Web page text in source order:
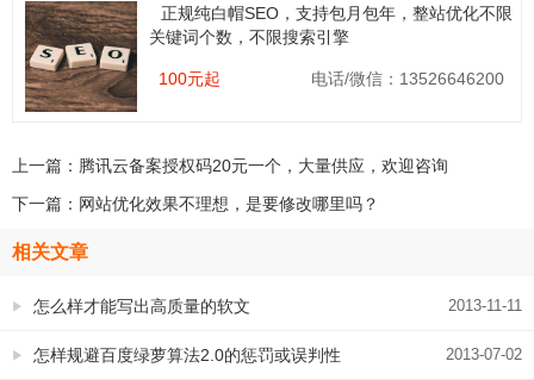
正规纯白帽SEO，支持包月包年，整站优化不限
关键词个数，不限搜索引擎
100元起 电话/微信：13526646200
上一篇： 腾讯云备案授权码20元一个，大量供应，欢迎咨询
下一篇： 网站优化效果不理想，是要修改哪里吗？
相关文章
2013-11-11
怎么样才能写出高质量的软文
2013-07-02
怎样规避百度绿萝算法2.0的惩罚或误判性